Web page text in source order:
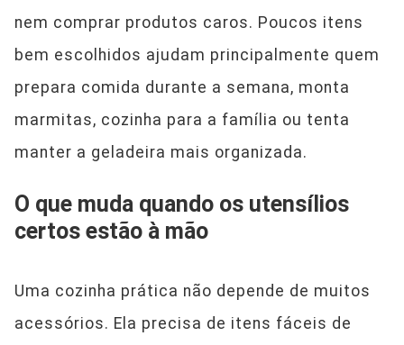
nem comprar produtos caros. Poucos itens
bem escolhidos ajudam principalmente quem
prepara comida durante a semana, monta
marmitas, cozinha para a família ou tenta
manter a geladeira mais organizada.
O que muda quando os utensílios
certos estão à mão
Uma cozinha prática não depende de muitos
acessórios. Ela precisa de itens fáceis de